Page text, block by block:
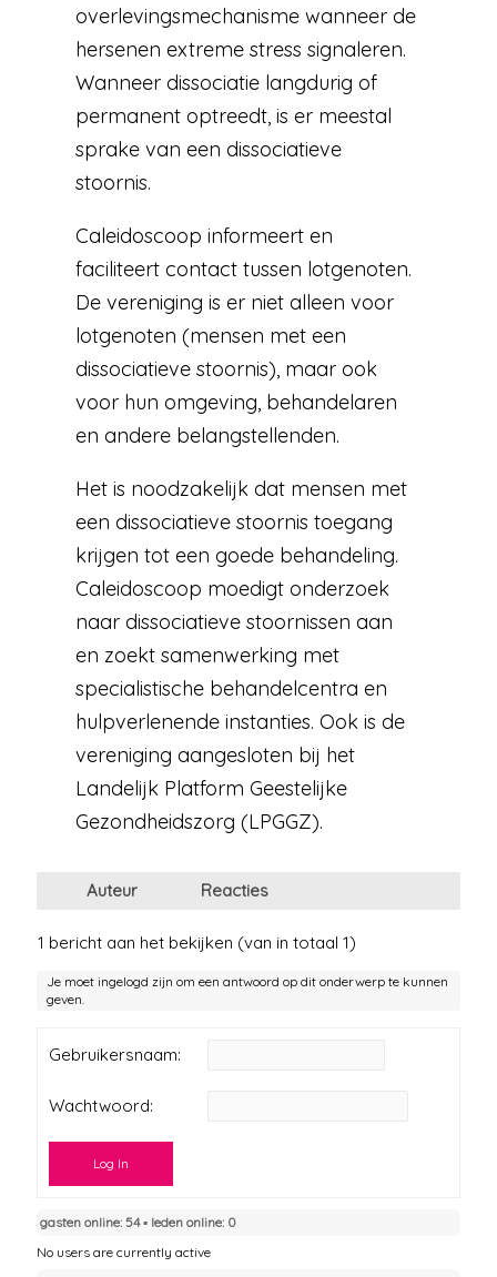
overlevingsmechanisme wanneer de
hersenen extreme stress signaleren.
Wanneer dissociatie langdurig of
permanent optreedt, is er meestal
sprake van een dissociatieve
stoornis.
Caleidoscoop informeert en
faciliteert contact tussen lotgenoten.
De vereniging is er niet alleen voor
lotgenoten (mensen met een
dissociatieve stoornis), maar ook
voor hun omgeving, behandelaren
en andere belangstellenden.
Het is noodzakelijk dat mensen met
een dissociatieve stoornis toegang
krijgen tot een goede behandeling.
Caleidoscoop moedigt onderzoek
naar dissociatieve stoornissen aan
en zoekt samenwerking met
specialistische behandelcentra en
hulpverlenende instanties. Ook is de
vereniging aangesloten bij het
Landelijk Platform Geestelijke
Gezondheidszorg (LPGGZ).
Auteur Reacties
1 bericht aan het bekijken (van in totaal 1)
Je moet ingelogd zijn om een antwoord op dit onderwerp te kunnen
geven.
Gebruikersnaam:
Wachtwoord:
Log In
gasten online: 54 ▪︎ leden online: 0
No users are currently active